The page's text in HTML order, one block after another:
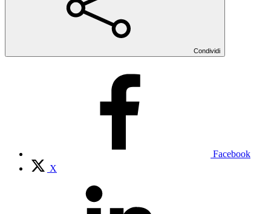
Condividi
Facebook
X